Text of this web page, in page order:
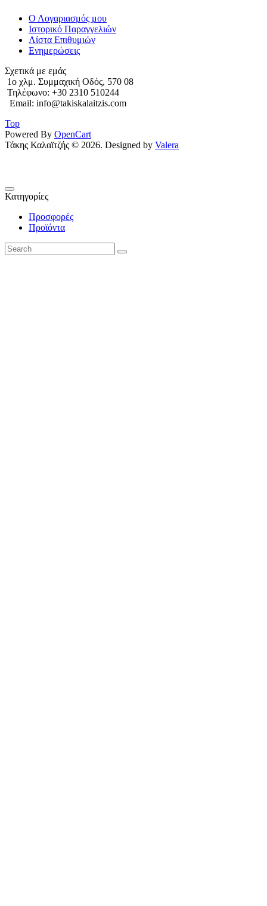
Ο Λογαριασμός μου
Ιστορικό Παραγγελιών
Λίστα Επιθυμιών
Ενημερώσεις
Σχετικά με εμάς
1o χλμ. Συμμαχική Οδός, 570 08
Τηλέφωνο: +30 2310 510244
Email: info@takiskalaitzis.com
Top
Powered By OpenCart
Τάκης Καλαϊτζής © 2026. Designed by Valera
Κατηγορίες
Προσφορές
Προϊόντα